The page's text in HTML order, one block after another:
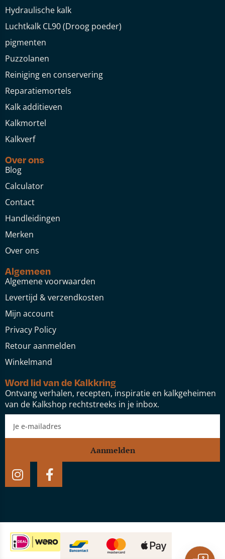
Hydraulische kalk
Luchtkalk CL90 (Droog poeder)
pigmenten
Puzzolanen
Reiniging en conservering
Reparatiemortels
Kalk additieven
Kalkmortel
Kalkverf
Over ons
Blog
Calculator
Contact
Handleidingen
Merken
Over ons
Algemeen
Algemene voorwaarden
Levertijd & verzendkosten
Mijn account
Privacy Policy
Retour aanmelden
Winkelmand
Word lid van de Kalkkring
Ontvang verhalen, recepten, inspiratie en kalkgeheimen
van de Kalkshop rechtstreeks in je inbox.
Aanmelden